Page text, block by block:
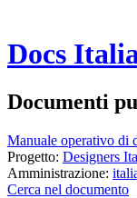
Docs
Documenti
Manuale operativo di
Progetto: Designers
Amministrazione:
Cerca nel documento